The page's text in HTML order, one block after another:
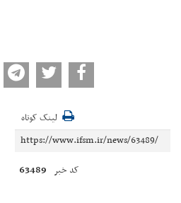
لینک کوتاه
کد خبر 63489